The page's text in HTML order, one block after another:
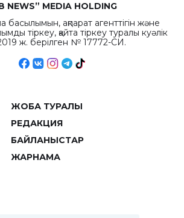
NEWS” MEDIA HOLDING
басылымын, ақпарат агенттігін және
тіркеу, қайта тіркеу туралы куәлік
ж. берілген № 17772-СИ.
ЖОБА ТУРАЛЫ
РЕДАКЦИЯ
БАЙЛАНЫСТАР
ЖАРНАМА